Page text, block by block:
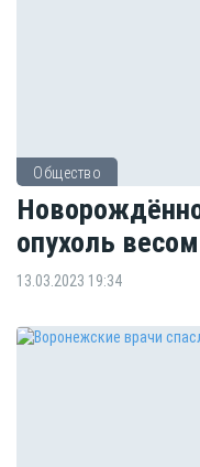
Общество
опухоль
13.03.2023 19:34